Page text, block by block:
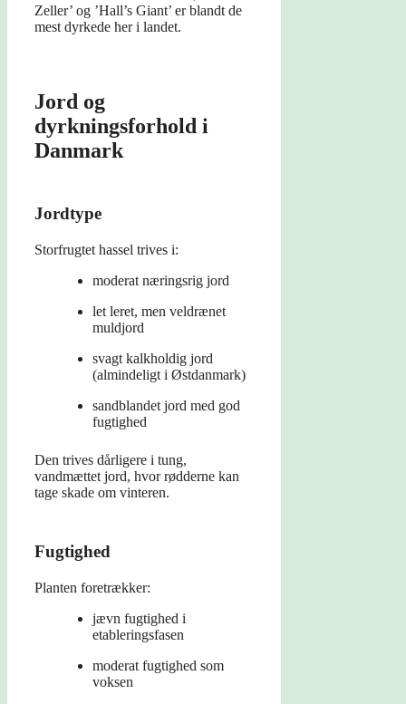
Zeller’ og ’Hall’s Giant’ er blandt de
mest dyrkede her i landet.
Jord og
dyrkningsforhold i
Danmark
Jordtype
Storfrugtet hassel trives i:
moderat næringsrig jord
let leret, men veldrænet
muldjord
svagt kalkholdig jord
(almindeligt i Østdanmark)
sandblandet jord med god
fugtighed
Den trives dårligere i tung,
vandmættet jord, hvor rødderne kan
tage skade om vinteren.
Fugtighed
Planten foretrækker:
jævn fugtighed i
etableringsfasen
moderat fugtighed som
voksen